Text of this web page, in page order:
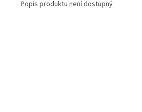
Popis produktu není dostupný